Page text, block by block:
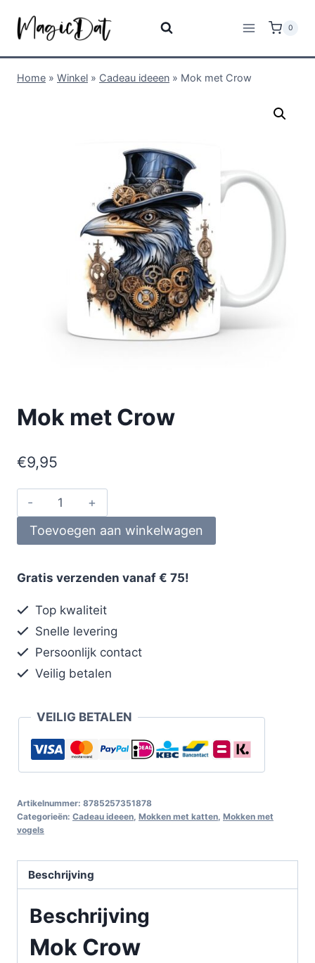
0
Home » Winkel » Cadeau ideeen » Mok met Crow
Mok met Crow
€9,95
Toevoegen aan winkelwagen
Gratis verzenden vanaf € 75!
Top kwaliteit
Snelle levering
Persoonlijk contact
Veilig betalen
VEILIG BETALEN
Artikelnummer: 8785257351878
Categorieën: Cadeau ideeen Mokken met katten Mokken met
vogels
Beschrijving
Beschrijving
Mok Crow